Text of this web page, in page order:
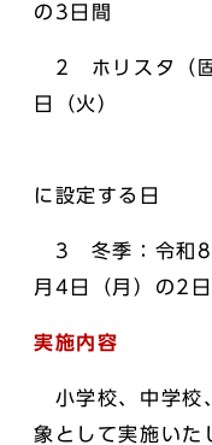
の3日間
2 ホリスタ（固
日（火）
※高校
に設定する日
3 冬季：令和8
月4日（月）の2日
実施内容
小学校、中学校
象として実施いた